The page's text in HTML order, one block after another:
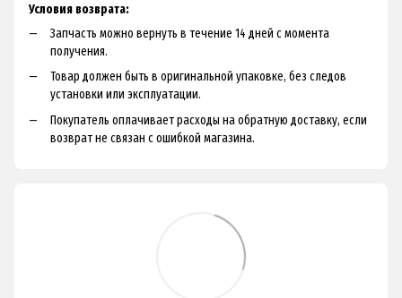
Условия возврата:
Запчасть можно вернуть в течение 14 дней с момента
получения.
Товар должен быть в оригинальной упаковке, без следов
установки или эксплуатации.
Покупатель оплачивает расходы на обратную доставку, если
возврат не связан с ошибкой магазина.